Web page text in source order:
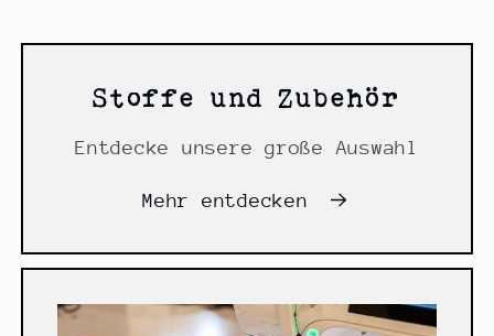
Stoffe und Zubehör
Entdecke unsere große Auswahl
Mehr entdecken